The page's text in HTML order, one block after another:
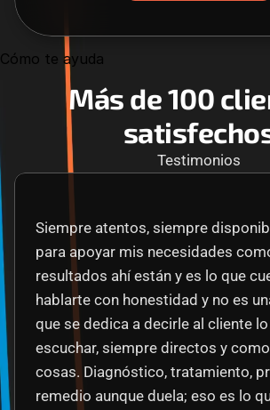
Cómo te ayuda
Más de 100
Testimonios
Siempre atentos, siempre
para apoyar mis necesidades
resultados ahí están y es lo que
hablarte con honestidad y no es
que se dedica a decirle al cliente
escuchar, siempre directos y
cosas. Diagnóstico, tratamiento,
remedio aunque duela; eso es lo